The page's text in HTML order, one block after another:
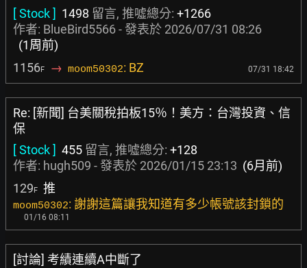
[ Stock ] 1498 留言, 推噓總分: +1266
作者: BlueBird5566- 發表於 2026/07/31 08:26
(1周前)
1156F → moom50302: BZ 07/31 18:42
Re: [新聞] 台美關稅拍板15％！美方：台灣投資、信
保
[ Stock ] 455 留言, 推噓總分: +128
作者: hugh509 - 發表於 2026/01/15 23:13 (6月前)
129F 推
moom50302: 謝謝這篇讓我知道有多少帳號該封鎖的
01/16 08:11
[討論] 考績連續A中斷了